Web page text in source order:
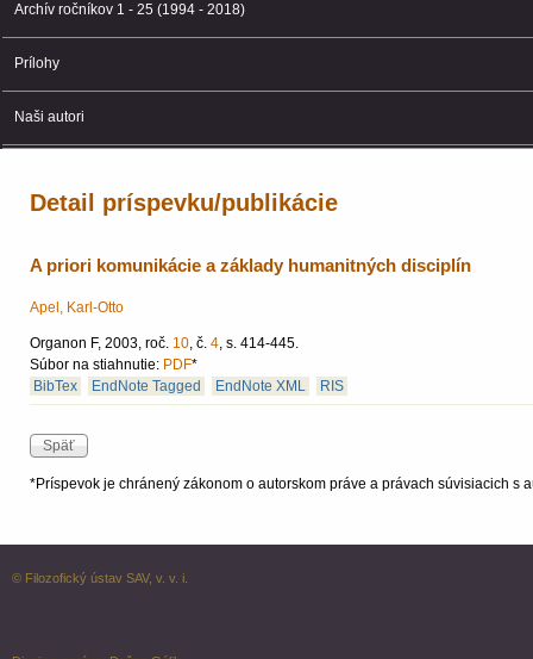
Archív ročníkov 1 - 25 (1994 - 2018)
Prílohy
Naši autori
Detail príspevku/publikácie
A priori komunikácie a základy humanitných disciplín
Apel, Karl-Otto
Organon F, 2003, roč. 10, č. 4, s. 414-445.
Súbor na stiahnutie: PDF*
BibTex
EndNote Tagged EndNote XML RIS
*Príspevok je chránený zákonom o autorskom práve a právach súvisiacich s
© Filozofický ústav SAV, v. v. i.